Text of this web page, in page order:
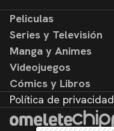
Peliculas
Noticias
Reseñas
Series y Televisión
Noticias
Reseñas
Manga y Animes
Noticias
Reseñas
Videojuegos
Noticias
Reseñas
Cómics y Libros
Noticias
Reseñas
Política de privacidad